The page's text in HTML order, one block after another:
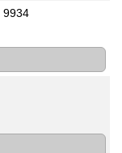
9934